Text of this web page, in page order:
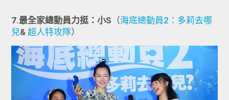
7.最全家總動員力挺：小S （海底總動員2：多莉去哪
兒&超人特攻隊）